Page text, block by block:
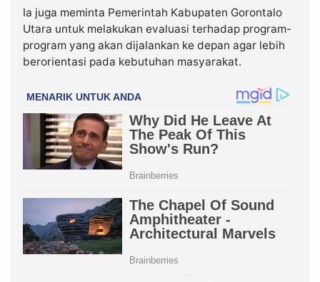
Ia juga meminta Pemerintah Kabupaten Gorontalo
Utara untuk melakukan evaluasi terhadap program-
program yang akan dijalankan ke depan agar lebih
berorientasi pada kebutuhan masyarakat.